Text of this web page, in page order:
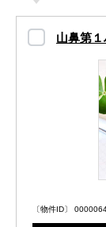
山鼻第
〔物件ID〕